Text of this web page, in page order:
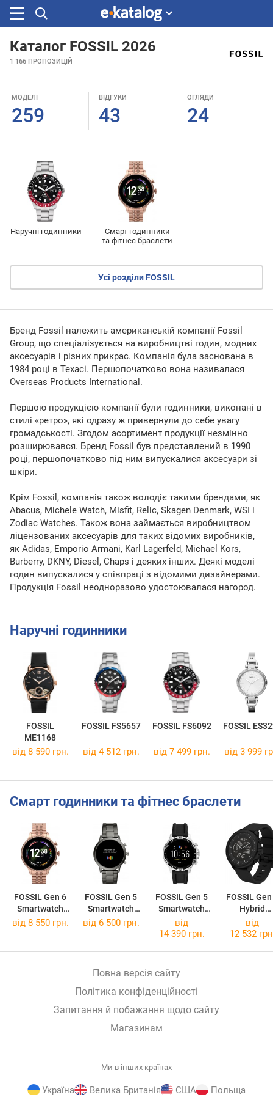
Шукали
Каталог FOSSIL 2026
1 166 ПРОПОЗИЦІЙ
МОДЕЛІ
259
ВІДГУКИ
43
ОГЛЯДИ
24
Наручні годинники
Смарт годинники
та фітнес браслети
Усі розділи FOSSIL
Бренд Fossil належить американській компанії Fossil
Group, що спеціалізується на виробництві годин, модних
аксесуарів і різних прикрас. Компанія була заснована в
1984 році в Техасі. Першопочатково вона називалася
Overseas Products International.
Першою продукцією компанії були годинники, виконані в
стилі «ретро», які одразу ж привернули до себе увагу
громадськості. Згодом асортимент продукції незмінно
розширювався. Бренд Fossil був представлений в 1990
році, першопочатково під ним випускалися аксесуари зі
шкіри.
Крім Fossil, компанія також володіє такими брендами, як
Abacus, Michele Watch, Misfit, Relic, Skagen Denmark, WSI і
Zodiac Watches. Також вона займається виробництвом
ліцензованих аксесуарів для таких відомих виробників,
як Adidas, Emporio Armani, Karl Lagerfeld, Michael Kors,
Burberry, DKNY, Diesel, Chaps і деяких інших. Деякі моделі
годин випускалися у співпраці з відомими дизайнерами.
Продукція Fossil неодноразово удостоювалася нагород.
Наручні годинники
FOSSIL
ME1168
FOSSIL FS5657 FOSSIL FS6092 FOSSIL
від 8 590 грн. від 4 512 грн. від 7 499 грн. від 3 999
Смарт годинники та фітнес браслети
FOSSIL Gen 6
Smartwatch
42mm
FOSSIL Gen 5
Smartwatch
Julianna/The
FOSSIL Gen 5
Smartwatch
Garrett HR
FOSSIL
Hybrid
Wellness
від 8 550 грн. від 6 500 грн.
від
14 390 грн.
від
12 532
Повна версія сайту
Політика конфіденційності
Запитання й побажання щодо сайту
Магазинам
Ми в інших країнах
Україна Велика Британія США Польща